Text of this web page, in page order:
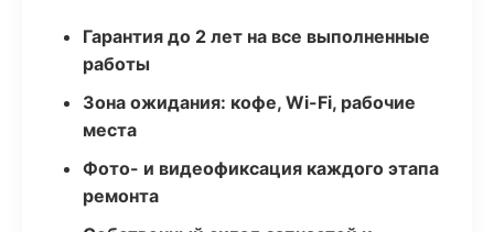
Гарантия до 2 лет на все выполненные
работы
Зона ожидания: кофе, Wi-Fi, рабочие
места
Фото- и видеофиксация каждого этапа
ремонта